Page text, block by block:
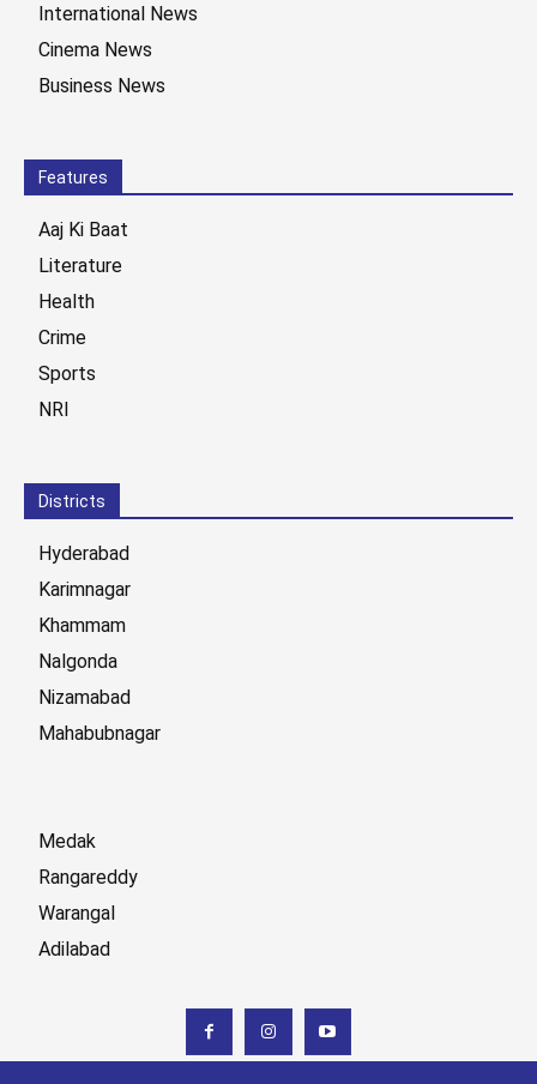
International News
Cinema News
Business News
Features
Aaj Ki Baat
Literature
Health
Crime
Sports
NRI
Districts
Hyderabad
Karimnagar
Khammam
Nalgonda
Nizamabad
Mahabubnagar
Medak
Rangareddy
Warangal
Adilabad